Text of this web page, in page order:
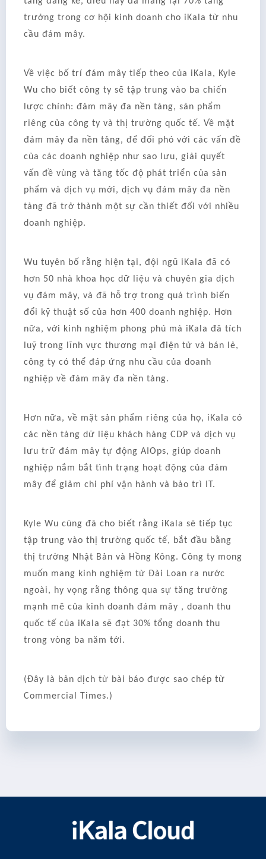
trưởng trong cơ hội kinh doanh cho iKala từ nhu
cầu đám mây.
Về việc bố trí đám mây tiếp theo của iKala, Kyle
Wu cho biết công ty sẽ tập trung vào ba chiến
lược chính: đám mây đa nền tảng, sản phẩm
riêng của công ty và thị trường quốc tế. Về mặt
đám mây đa nền tảng, để đối phó với các vấn đề
của các doanh nghiệp như sao lưu, giải quyết
vấn đề vùng và tăng tốc độ phát triển của sản
phẩm và dịch vụ mới, dịch vụ đám mây đa nền
tảng đã trở thành một sự cần thiết đối với nhiều
doanh nghiệp.
Wu tuyên bố rằng hiện tại, đội ngũ iKala đã có
hơn 50 nhà khoa học dữ liệu và chuyên gia dịch
vụ đám mây, và đã hỗ trợ trong quá trình biến
đổi kỹ thuật số của hơn 400 doanh nghiệp. Hơn
nữa, với kinh nghiệm phong phú mà iKala đã tích
luỹ trong lĩnh vực thương mại điện tử và bán lẻ,
công ty có thể đáp ứng nhu cầu của doanh
nghiệp về đám mây đa nền tảng.
Hơn nữa, về mặt sản phẩm riêng của họ, iKala có
các nền tảng dữ liệu khách hàng CDP và dịch vụ
lưu trữ đám mây tự động AIOps, giúp doanh
nghiệp nắm bắt tình trạng hoạt động của đám
mây để giảm chi phí vận hành và bảo trì IT.
Kyle Wu cũng đã cho biết rằng iKala sẽ tiếp tục
tập trung vào thị trường quốc tế, bắt đầu bằng
thị trường Nhật Bản và Hồng Kông. Công ty mong
muốn mang kinh nghiệm từ Đài Loan ra nước
ngoài, hy vọng rằng thông qua sự tăng trưởng
mạnh mẽ của kinh doanh đám mây , doanh thu
quốc tế của iKala sẽ đạt 30% tổng doanh thu
trong vòng ba năm tới.
(Đây là bản dịch từ bài báo được sao chép từ
Commercial Times.)